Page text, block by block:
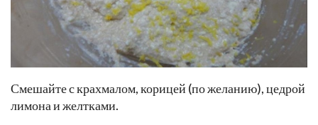
Смешайте с крахмалом, корицей (по желанию), цедрой
лимона и желтками.